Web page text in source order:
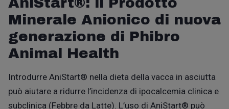
Minerale Anionico di nuova
generazione di Phibro
Animal Health
Introdurre AniStart® nella dieta della vacca in asciutta
può aiutare a ridurre l’incidenza di ipocalcemia clinica e
subclinica (Febbre da Latte). L’uso di AniStart® può